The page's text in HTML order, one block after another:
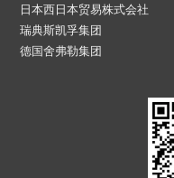
日本西日本贸易株式会社
瑞典斯凯孚集团
德国舍弗勒集团